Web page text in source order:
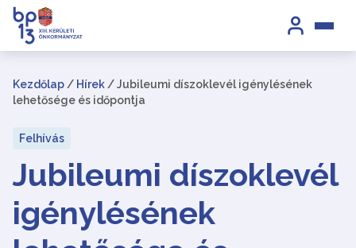
Kezdőlap / Hírek /Jubileumi díszoklevél igénylésének
lehetősége és időpontja
Felhívás
Jubileumi díszoklevél
igénylésének